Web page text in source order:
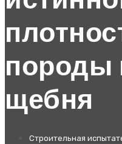
породы
щебня
Строительная